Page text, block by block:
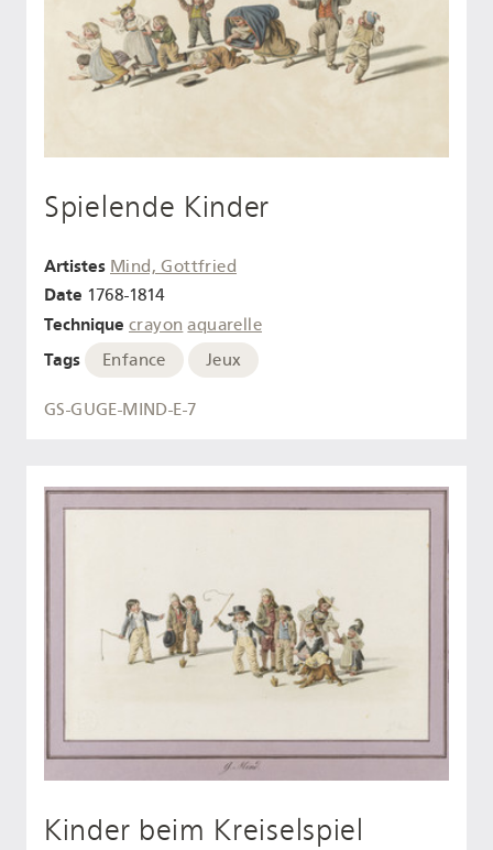
Spielende Kinder
Artistes Mind, Gottfried
Date 1768-1814
Technique crayon aquarelle
Tags Enfance Jeux
GS-GUGE-MIND-E-7
Kinder beim Kreiselspiel